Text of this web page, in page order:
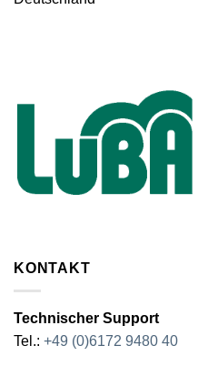
KONTAKT
Technischer Support
Tel.: +49 (0)6172 9480 40